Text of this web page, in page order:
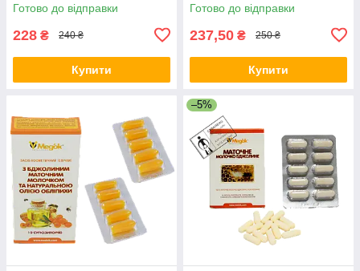
Готово до відправки
228 ₴ 240 ₴
Купити
Готово до відправки
237,50 ₴ 250 ₴
Купити
–5%